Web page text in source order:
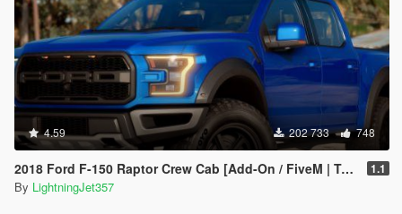
4.59 202 733 748
2018 Ford F-150 Raptor Crew Cab [Add-On / FiveM | Tuning | Template] 1.1
By LightningJet357